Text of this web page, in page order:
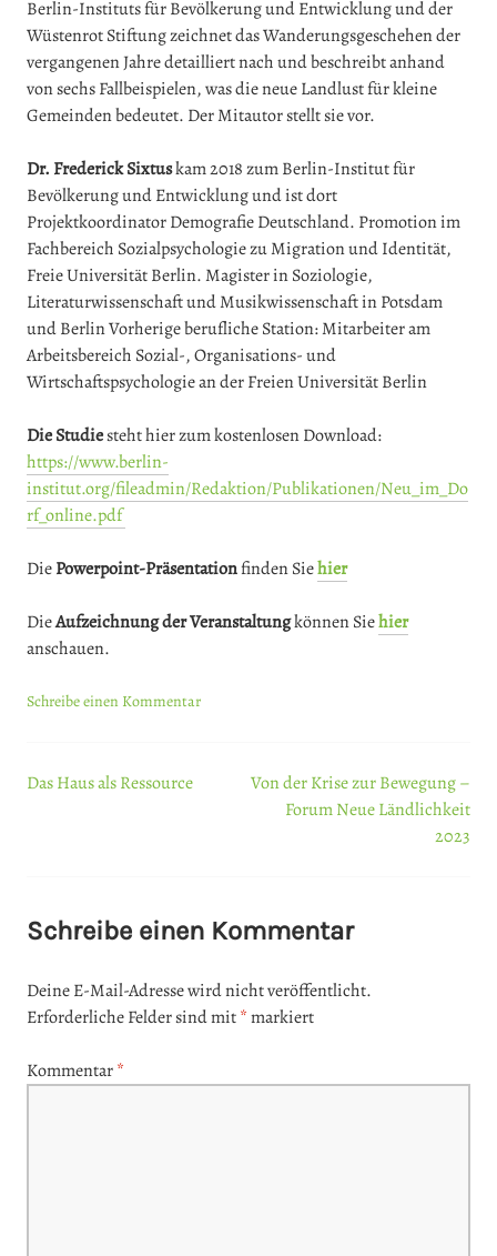
Berlin-Instituts für Bevölkerung und Entwicklung und der
Wüstenrot Stiftung zeichnet das Wanderungsgeschehen der
vergangenen Jahre detailliert nach und beschreibt anhand
von sechs Fallbeispielen, was die neue Landlust für kleine
Gemeinden bedeutet. Der Mitautor stellt sie vor.
Dr. Frederick Sixtuskam 2018 zum Berlin-Institut für
Bevölkerung und Entwicklung und ist dort
Projektkoordinator Demografie Deutschland. Promotion im
Fachbereich Sozialpsychologie zu Migration und Identität,
Freie Universität Berlin. Magister in Soziologie,
Literaturwissenschaft und Musikwissenschaft in Potsdam
und Berlin Vorherige berufliche Station: Mitarbeiter am
Arbeitsbereich Sozial-, Organisations- und
Wirtschaftspsychologie an der Freien Universität Berlin
Die Studiesteht hier zum kostenlosen Download:
https://www.berlin-
institut.org/fileadmin/Redaktion/Publikationen/Neu_im_Do
rf_online.pdf
DiePowerpoint-Präsentationfinden Siehier
DieAufzeichnung der Veranstaltungkönnen Siehier
anschauen.
Schreibe einen Kommentar
Beitrags-
Das Haus als Ressource
Von der Krise zur Bewegung –
Forum Neue Ländlichkeit
2023
Schreibe einen Kommentar
Deine E-Mail-Adresse wird nicht veröffentlicht.
Erforderliche Felder sind mit*markiert
Kommentar*